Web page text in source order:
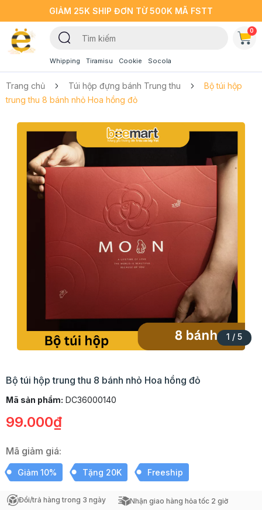
GIẢM 25K SHIP ĐƠN TỪ 500K MÃ FSTT
Whipping Tiramisu Cookie Socola
0
Trang chủ Túi hộp đựng bánh Trung thu
Bộ túi hộp
trung thu 8 bánh nhỏ Hoa hồng đỏ
1 / 5
Bộ túi hộp trung thu 8 bánh nhỏ Hoa hồng đỏ
Mã sản phẩm: DC36000140
99.000₫
Mã giảm giá:
Giảm 10% Tặng 20K Freeship
Đổi/trả hàng trong 3 ngày Nhận giao hàng hỏa tốc 2 giờ